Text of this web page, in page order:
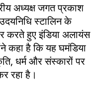
अध्यक्ष जगत प्रकाश
स्टालिन के
करते हुए इंडिया अलायंस
कहा है कि यह घमंडिया
धर्म और संस्कारों पर
रहा है।